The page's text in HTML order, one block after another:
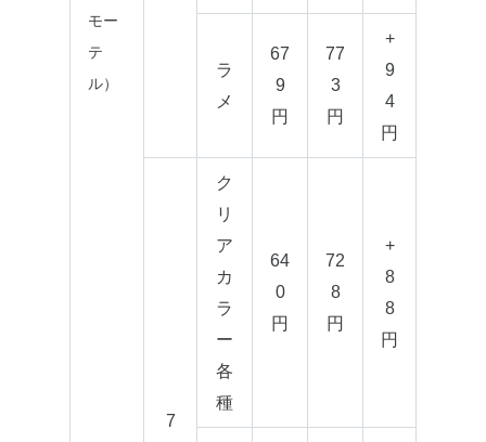
モー
テ
ル）
ラ
メ
67
9
円
77
3
円
+
9
4
円
7
ク
リ
ア
カ
ラ
ー
各
種
64
0
円
72
8
円
+
8
8
円